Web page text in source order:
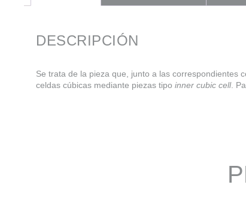
DESCRIPCIÓN
Se trata de la pieza que, junto a las correspondientes
celdas cúbicas mediante piezas tipo inner cubic cell.